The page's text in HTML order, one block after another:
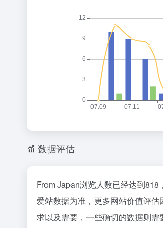
数据评估
From Japan浏览人数已经达到
爱站数据为准，更多网站价值评
求以及需要，一些确切的数据则需